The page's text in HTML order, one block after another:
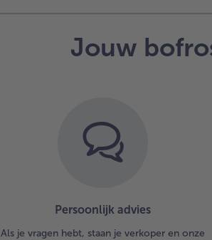
Jouw
Persoonlijk advies
Als je vragen hebt, staan je verkoper en onze